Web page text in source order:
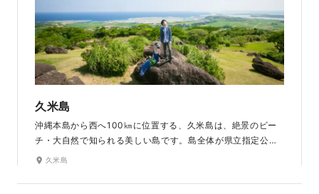
久米島
沖縄本島から西へ100㎞に位置する、久米島は、絶景のビー
チ・大自然で知られる美しい島です。島全体が県立指定公園
に指定され、変わらない美しさを保ち続けています。東洋き
まさに神秘的な絶景が楽しめます。天然記念物の畳石は世界
久米島